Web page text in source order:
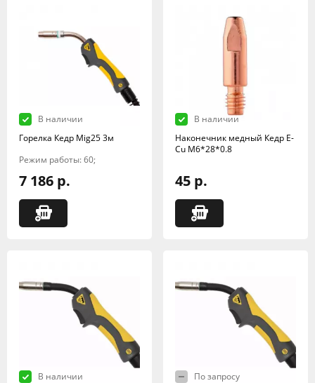
В наличии
Горелка Кедр Mig25 3м
Режим работы: 60;
7 186 р.
В наличии
Наконечник медный Кедр E-
Cu M6*28*0.8
45 р.
В наличии
По запросу